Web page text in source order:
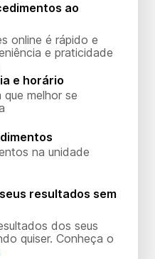
ao
online é rápido e
e praticidade
e horário
melhor se
na unidade
resultados sem
dos seus
quiser. Conheça o